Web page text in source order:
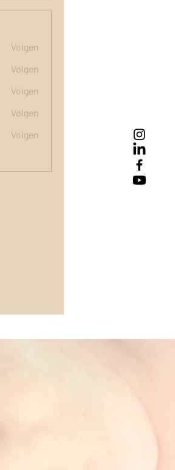
Volgen
Volgen
Volgen
Volgen
Volgen